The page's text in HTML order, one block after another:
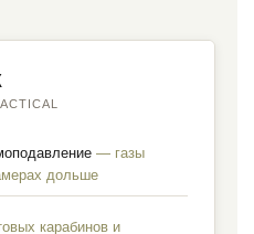
— газы
дольше
карабинов и